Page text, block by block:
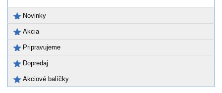
Novinky
Akcia
Pripravujeme
Dopredaj
Akciové balíčky